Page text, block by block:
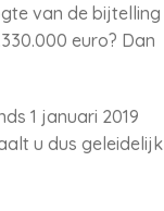
van de bijtelling
euro? Dan
1 januari 2019
u dus geleidelijk